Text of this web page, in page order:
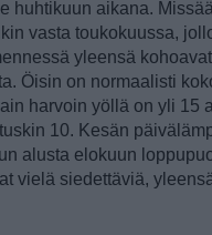
huhtikuun aikana.
vasta toukokuussa,
yleensä
Öisin on normaalisti
harvoin yöllä on yli 15
10. Kesän
alusta elokuun
vielä siedettäviä,